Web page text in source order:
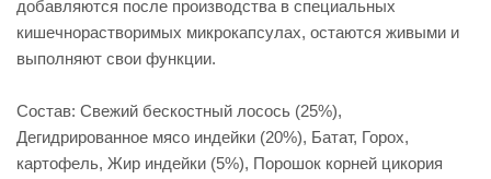
добавляются после производства в специальных
кишечнорастворимых микрокапсулах, остаются живыми и
выполняют свои функции.
Состав: Свежий бескостный лосось (25%),
Дегидрированное мясо индейки (20%), Батат, Горох,
картофель, Жир индейки (5%), Порошок корней цикория